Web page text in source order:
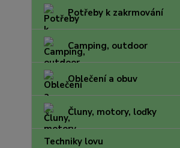
Potřeby k zakrmování
Camping, outdoor
Oblečení a obuv
Čluny, motory, loďky
Techniky lovu